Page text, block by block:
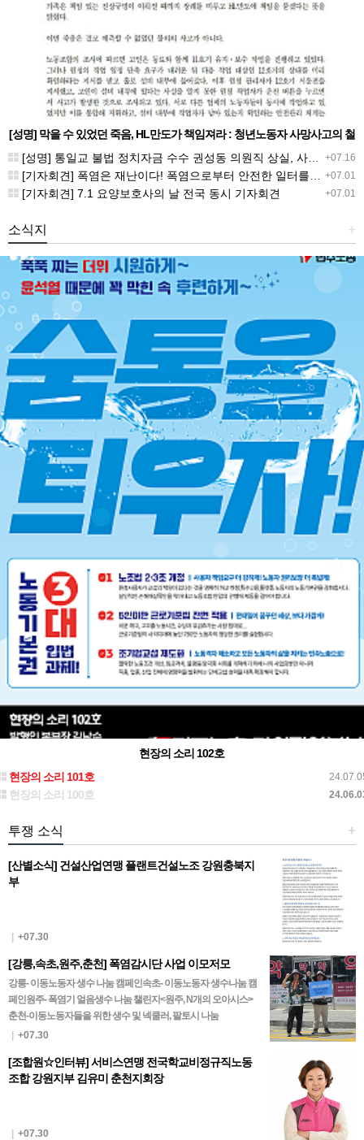
[성명] 막을 수 있었던 죽음, HL만도가 책임져라 : 청년노동자 사망사고의 철
저한 진상규명과 재발방지 대책 마련하라
+07.16
[성명] 통일교 불법 정치자금 수수 권성동 의원직 상실, 사필귀정이다
+07.01
[기자회견] 폭염은 재난이다! 폭염으로부터 안전한 일터를 위한 민주노총 강원지역본부 폭염감시단 선포 기자회견
+07.01
[기자회견] 7.1 요양보호사의 날 전국 동시 기자회견
+
소식지
현장의 소리 102호
현장의 소리 101호
현장의 소리 100호
+
투쟁 소식
[산별소식] 건설산업연맹 플랜트건설노조 강원충북지
부
| +07.30
[강릉,속초,원주,춘천] 폭염감시단 사업 이모저모
강릉- 이동노동자 생수 나눔 캠페인속초- 이동노동자 생수나눔 캠
페인원주- 폭염기 얼음생수 나눔 챌린지<원주, N개의 오아시스>
춘천-이동노동자들을 위한 생수 및 넥쿨러, 팔토시 나눔
| +07.30
[조합원☆인터뷰] 서비스연맹 전국학교비정규직노동
조합 강원지부 김유미 춘천지회장
| +07.30